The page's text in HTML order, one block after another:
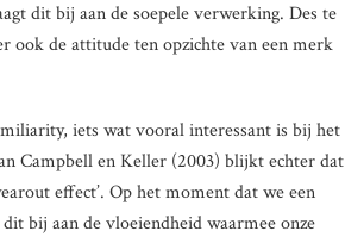
dit bij aan de soepele verwerking. Des te
ook de attitude ten opzichte van een merk
iets wat vooral interessant is bij het
Campbell en Keller (2003) blijkt echter dat
effect’. Op het moment dat we een
bij aan de vloeiendheid waarmee onze